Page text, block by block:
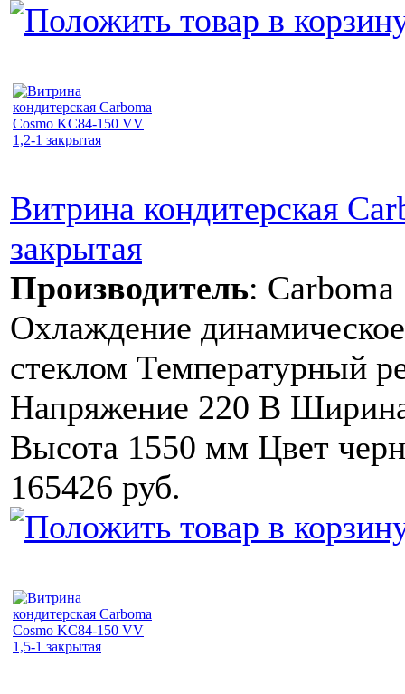
Витрина кондитерская
закрытая
Производитель: Carboma
Охлаждение
стеклом Температурный
Напряжение 220 В
Высота 1550 мм Цвет
165426 руб.